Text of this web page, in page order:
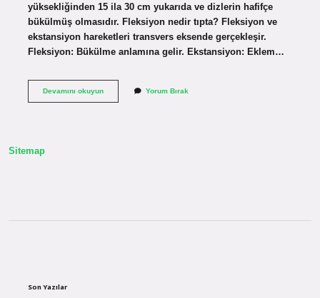
yüksekliğinden 15 ila 30 cm yukarıda ve dizlerin hafifçe
bükülmüş olmasıdır. Fleksiyon nedir tıpta? Fleksiyon ve
ekstansiyon hareketleri transvers eksende gerçekleşir.
Fleksiyon: Bükülme anlamına gelir. Ekstansiyon: Eklem…
Devamını okuyunElevasyon
Yorum Bırak
Sitemap
Son Yazılar